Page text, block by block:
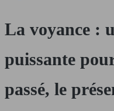
La voyance :
puissante
passé, le